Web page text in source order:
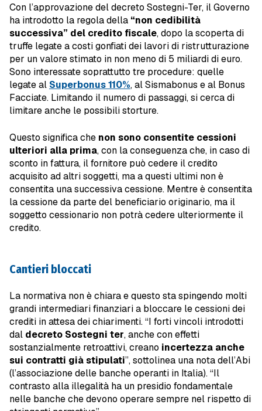
Con l’approvazione del decreto Sostegni-Ter, il Governo
ha introdotto la regola della “non cedibilità
successiva” del credito fiscale, dopo la scoperta di
truffe legate a costi gonfiati dei lavori di ristrutturazione
per un valore stimato in non meno di 5 miliardi di euro.
Sono interessate soprattutto tre procedure: quelle
legate al Superbonus 110%, al Sismabonus e al Bonus
Facciate. Limitando il numero di passaggi, si cerca di
limitare anche le possibili storture.
Questo significa che non sono consentite cessioni
ulteriori alla prima, con la conseguenza che, in caso di
sconto in fattura, il fornitore può cedere il credito
acquisito ad altri soggetti, ma a questi ultimi non è
consentita una successiva cessione. Mentre è consentita
la cessione da parte del beneficiario originario, ma il
soggetto cessionario non potrà cedere ulteriormente il
credito.
Cantieri bloccati
La normativa non è chiara e questo sta spingendo molti
grandi intermediari finanziari a bloccare le cessioni dei
crediti in attesa dei chiarimenti. “I forti vincoli introdotti
dal decreto Sostegni ter, anche con effetti
sostanzialmente retroattivi, creano incertezza anche
sui contratti già stipulati”, sottolinea una nota dell’Abi
(l’associazione delle banche operanti in Italia). “Il
contrasto alla illegalità ha un presidio fondamentale
nelle banche che devono operare sempre nel rispetto di